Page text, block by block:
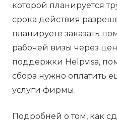
которой планируется
срока действия
планируете заказать
рабочей визы через
поддержки Helpvisa,
сбора нужно оплатить
услуги фирмы.
Подробней о том, как